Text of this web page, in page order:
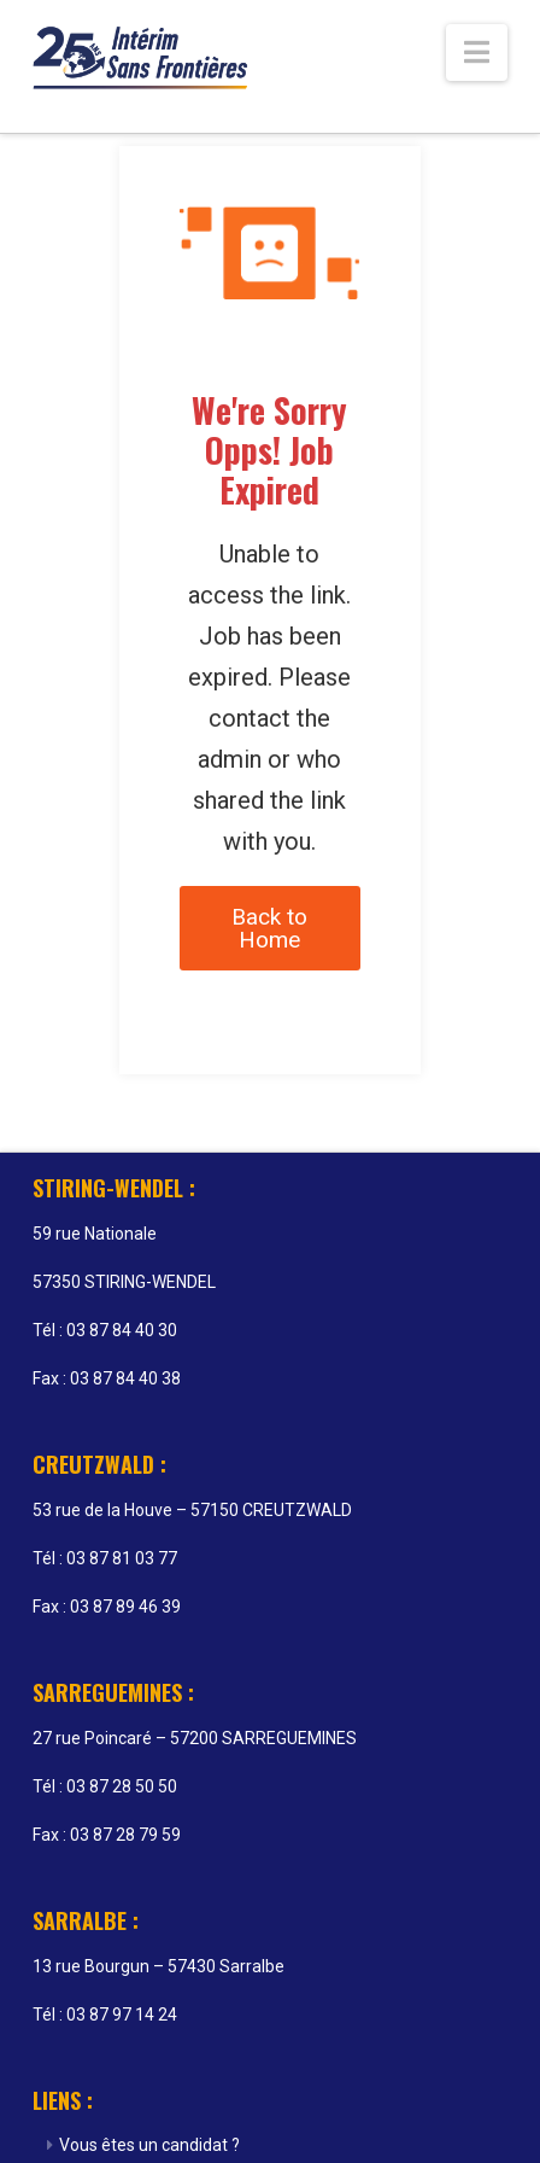
We're Sorry
Opps! Job
Expired
Unable to
access the link.
Job has been
expired. Please
contact the
admin or who
shared the link
with you.
Back to
Home
STIRING-WENDEL :
59 rue Nationale
57350 STIRING-WENDEL
Tél : 03 87 84 40 30
Fax : 03 87 84 40 38
CREUTZWALD :
53 rue de la Houve – 57150 CREUTZWALD
Tél : 03 87 81 03 77
Fax : 03 87 89 46 39
SARREGUEMINES :
27 rue Poincaré – 57200 SARREGUEMINES
Tél : 03 87 28 50 50
Fax : 03 87 28 79 59
SARRALBE :
13 rue Bourgun – 57430 Sarralbe
Tél : 03 87 97 14 24
LIENS :
Vous êtes un candidat ?